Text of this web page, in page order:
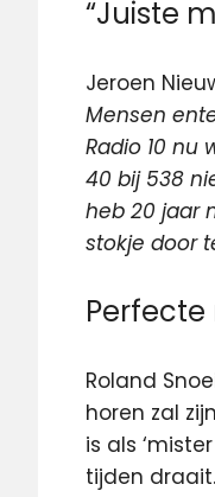
“Juiste
Jeroen
Mensen
Radio 10 nu
40 bij 538
heb 20 jaar
stokje door
Roland
horen zal
is als
tijden